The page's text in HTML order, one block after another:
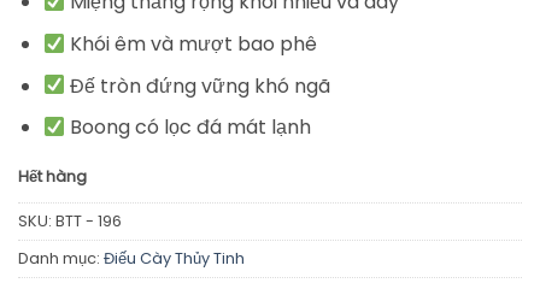
Khói êm và mượt bao phê
Đế tròn đứng vững khó ngã
Boong có lọc đá mát lạnh
Hết hàng
SKU: BTT - 196
Danh mục: Điếu Cày Thủy Tinh